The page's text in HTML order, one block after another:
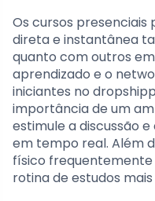
Os cursos
direta e instantânea
quanto com outros
aprendizado e o
iniciantes no
importância de um
estimule a discussão
em tempo real. Além
físico
rotina de estudos